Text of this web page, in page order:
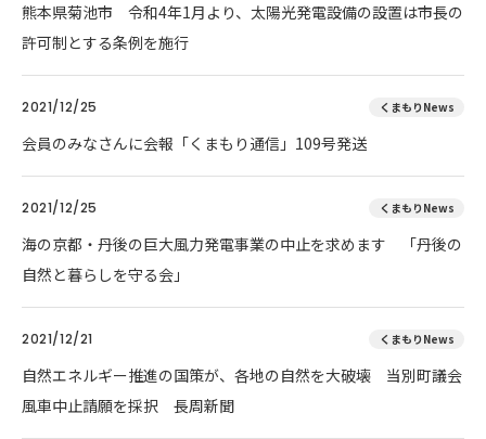
熊本県菊池市 令和4年1月より、太陽光発電設備の設置は市長の
許可制とする条例を施行
2021/12/25 くまもりNews
会員のみなさんに会報「くまもり通信」109号発送
2021/12/25 くまもりNews
海の京都・丹後の巨大風力発電事業の中止を求めます 「丹後の
自然と暮らしを守る会」
2021/12/21 くまもりNews
自然エネルギー推進の国策が、各地の自然を大破壊 当別町議会
風車中止請願を採択 長周新聞